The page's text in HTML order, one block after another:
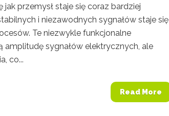
jak przemysł staje się coraz bardziej
i niezawodnych sygnałów staje się
Te niezwykle funkcjonalne
amplitudę sygnałów elektrycznych, ale
co...
Read More